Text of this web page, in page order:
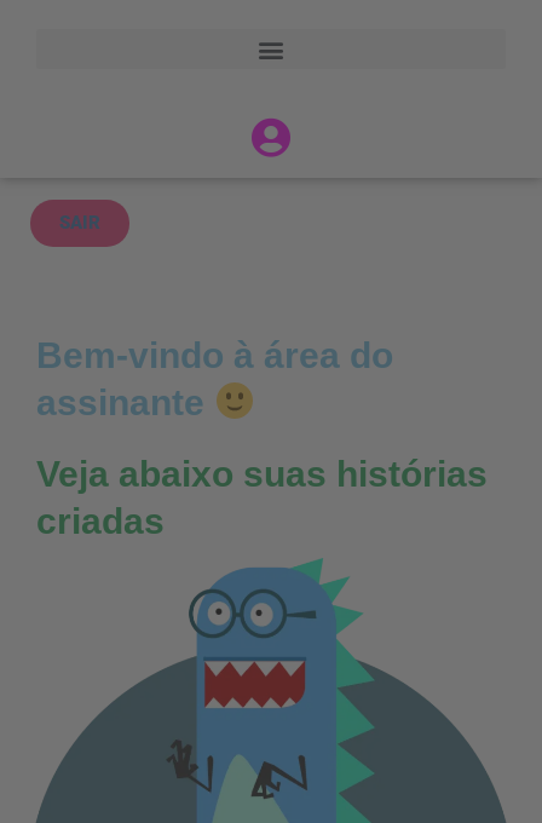
SAIR
Bem-vindo à área do
assinante
Veja abaixo suas histórias
criadas